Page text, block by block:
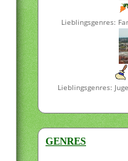
Lieblingsgenres:
Lieblingsgenres:
GENRES